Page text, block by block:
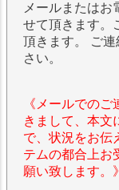
メールまたは
せて頂きます。
頂きます。 ご
さい。
《メールでの
きまして、本文
で、状況をお伝
テムの都合上お
願い致します。》